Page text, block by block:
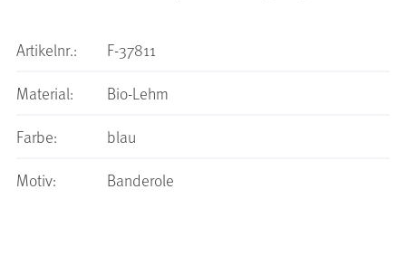
Artikelnr.:
F-37811
Material:
Bio-Lehm
Farbe:
blau
Motiv:
Banderole